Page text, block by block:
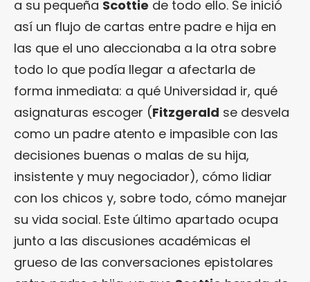
a su pequeña Scottie de todo ello. Se inició
así un flujo de cartas entre padre e hija en
las que el uno aleccionaba a la otra sobre
todo lo que podía llegar a afectarla de
forma inmediata: a qué Universidad ir, qué
asignaturas escoger (Fitzgerald se desvela
como un padre atento e impasible con las
decisiones buenas o malas de su hija,
insistente y muy negociador), cómo lidiar
con los chicos y, sobre todo, cómo manejar
su vida social. Este último apartado ocupa
junto a las discusiones académicas el
grueso de las conversaciones epistolares